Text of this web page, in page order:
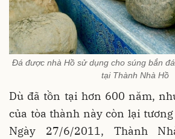
Đá được nhà Hồ sử dụng cho súng bắn
tại Thành Nhà Hồ
Dù đã tồn tại hơn 600 năm,
của tòa thành này còn lại
Ngày 27/6/2011, Thành